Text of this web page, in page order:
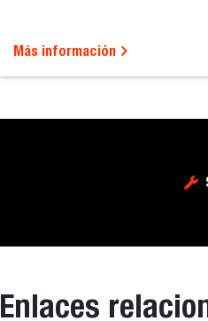
Más información
Enlaces